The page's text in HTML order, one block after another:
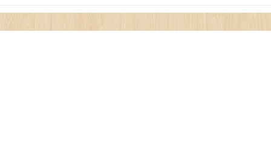
的問題 / Are You Tired of Looking at the Computer? Pay More